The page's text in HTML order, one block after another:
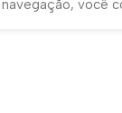
você